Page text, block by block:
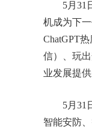
5月31
机成为下
ChatGPT
信）、玩
业发展提
5月31
智能安防